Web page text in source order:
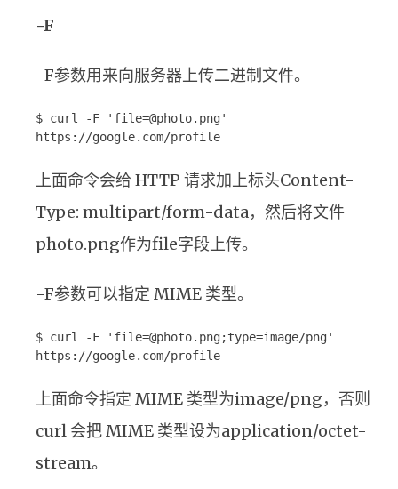
-F
-F参数用来向服务器上传二进制文件。
$ curl -F 'file=@photo.png'
https://google.com/profile
上面命令会给 HTTP 请求加上标头Content-
Type: multipart/form-data，然后将文件
photo.png作为file字段上传。
-F参数可以指定 MIME 类型。
$ curl -F 'file=@photo.png;type=image/png'
https://google.com/profile
上面命令指定 MIME 类型为image/png，否则
curl 会把 MIME 类型设为application/octet-
stream。